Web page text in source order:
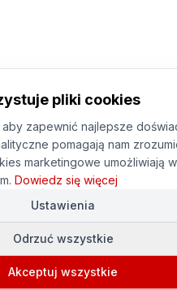
pliki cookies
zapewnić najlepsze
pomagają nam
marketingowe umożliwiają
Dowiedz się więcej
Ustawienia
Odrzuć wszystkie
Akceptuj wszystkie